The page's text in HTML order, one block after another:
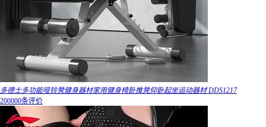
多德士多功能哑铃凳健身器材家用健身椅卧推凳仰卧起坐运动器材 DDS1217
200000条评价